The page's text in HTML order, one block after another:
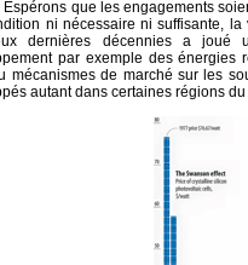
Espérons que les engagements
ni nécessaire ni suffisante,
dernières décennies a joué
par exemple des énergies
mécanismes de marché sur les
autant dans certaines régions